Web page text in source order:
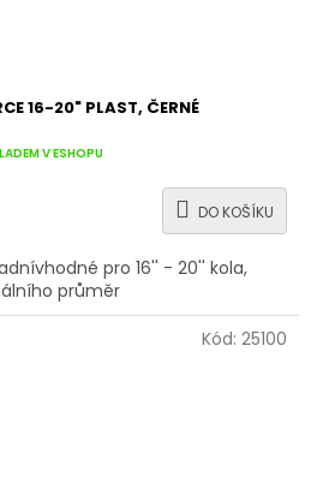
16-20" PLAST, ČERNÉ
V ESHOPU
DO KOŠÍKU
pro 16'' - 20'' kola,
průměr
Kód: 25100